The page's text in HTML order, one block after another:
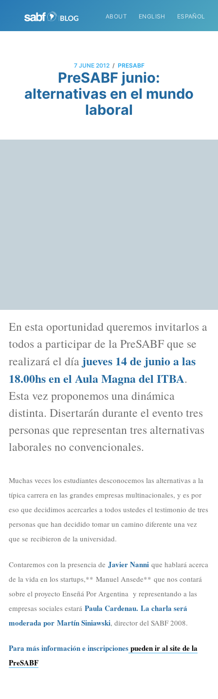
ABOUT ENGLISH ESPAÑOL
7 JUNE 2012 / PRESABF
PreSABF junio:
alternativas en el mundo
laboral
En esta oportunidad queremos invitarlos a
todos a participar de la PreSABF que se
realizará el día jueves 14 de junio a las
18.00hs en el Aula Magna del ITBA.
Esta vez proponemos una dinámica
distinta. Disertarán durante el evento tres
personas que representan tres alternativas
laborales no convencionales.
Muchas veces los estudiantes desconocemos las alternativas a la
típica carrera en las grandes empresas multinacionales, y es por
eso que decidimos acercarles a todos ustedes el testimonio de tres
personas que han decidido tomar un camino diferente una vez
que se recibieron de la universidad.
Contaremos con la presencia de Javier Nannique hablará acerca
de la vida en los startups,** Manuel Ansede** que nos contará
sobre el proyecto Enseñá Por Argentina y representando a las
empresas sociales estará Paula Cardenau. La charla será
moderada porMartín Siniawski, director del SABF 2008.
Para más información e inscripcionespueden ir al site de la
PreSABF